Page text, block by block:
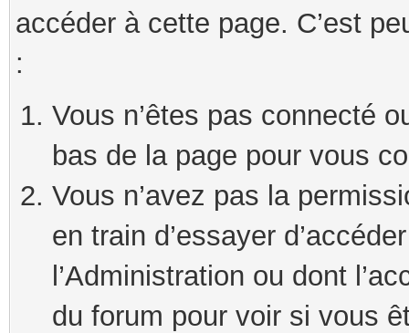
accéder à cette page. C’est
:
Vous n’êtes pas connecté
bas de la page pour vous
Vous n’avez pas la
en train d’essayer
l’Administration ou dont
du forum pour voir si vous